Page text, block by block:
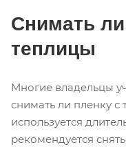
Снимать
теплицы
Многие владельцы
снимать ли пленку с
используется
рекомендуется